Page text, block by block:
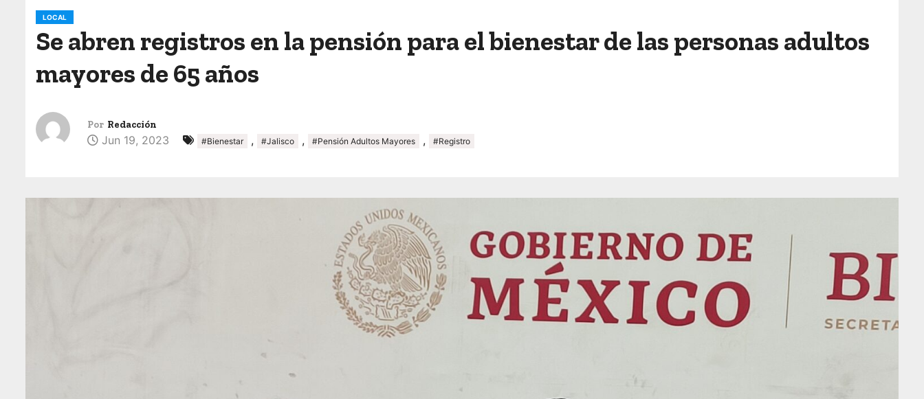
LOCAL
Se abren registros en la pensión para el bienestar de las personas adultos
mayores de 65 años
Por Redacción
Jun 19, 2023 #Bienestar , #Jalisco , #Pensión Adultos Mayores , #Registro